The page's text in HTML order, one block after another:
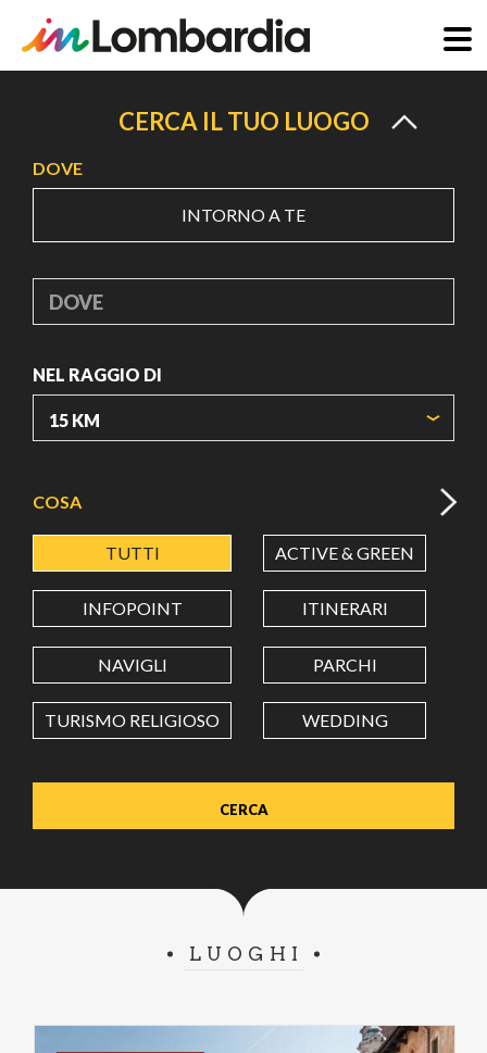
principale
CERCA IL TUO LUOGO
DOVE
INTORNO A TE
DOVE
NEL RAGGIO DI
LATITUDINE
LONGITUDINE
Value in decimal degrees. Use dot (.) as decimal separator.
COSA
TUTTI ACTIVE & GREEN
INFOPOINT ITINERARI
NAVIGLI PARCHI
TURISMO RELIGIOSO WEDDING
LUOGHI